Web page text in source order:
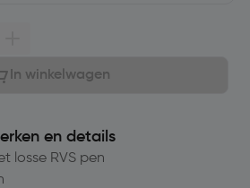
In winkelwagen
en details
losse RVS pen